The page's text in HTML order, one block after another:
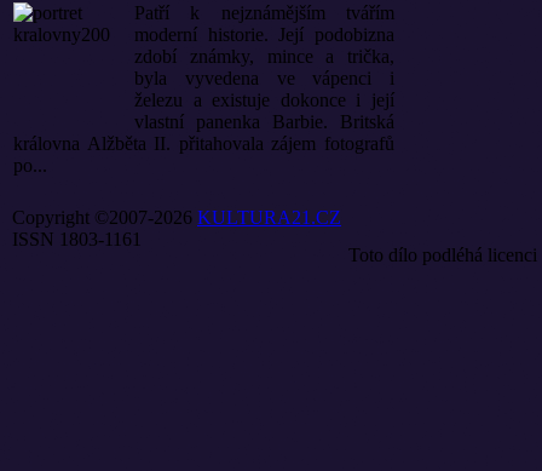
Patří k nejznámějším tvářím
moderní historie. Její podobizna
zdobí známky, mince a trička,
byla vyvedena ve vápenci i
železu a existuje dokonce i její
vlastní panenka Barbie. Britská
královna Alžběta II. přitahovala zájem fotografů
po...
Copyright ©2007-2026 KULTURA21.CZ
ISSN 1803-1161
Toto dílo podléhá licenci